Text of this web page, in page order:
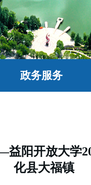
政务服务
阳开放大学
化县大福镇